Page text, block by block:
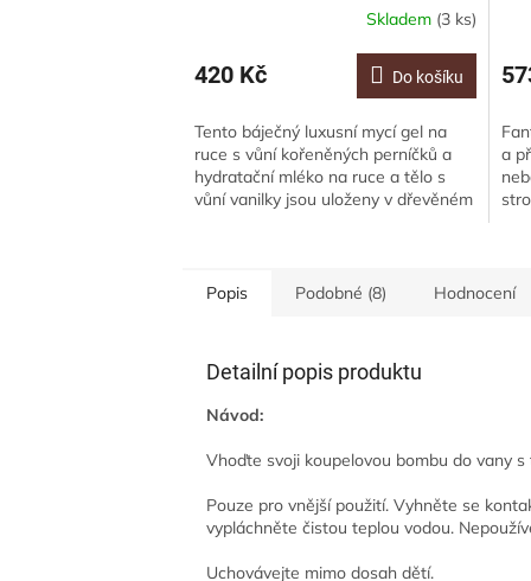
Skladem (3 ks)
420 Kč Do košíku
Tento báječný luxusní mycí gel na
ruce s vůní kořeněných perníčků a
hydratační mléko na ruce a tělo s
vůní vanilky jsou uloženy v dřevěném
a
Popis Podobné (8) Hodnocení
Detailní popis produktu
Návod:
Vhoďte svoji koupelovou bombu do vany
Pouze pro vnější použití. Vyhněte se
vypláchněte čistou teplou vodou.
Uchovávejte mimo dosah dětí.